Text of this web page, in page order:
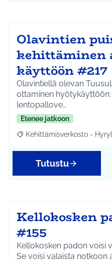
Olavintien
kehittäminen
käyttöön #217
Olavintiellä olevan
ottaminen hyötykäyttöön: - paikalle esim.
lentopallove…
Etenee jatkoon
Rajaa tulokset aihepiirin
Kehittämisverkosto -
Tutustu
Kellokosken
#155
Kellokosken padon voisi
Se voisi valaista notkoon